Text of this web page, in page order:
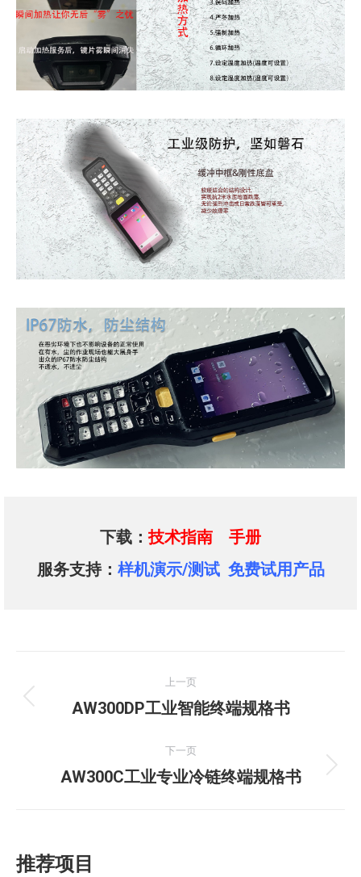
下载： 技术指南
手册
服务支持： 样机演示/测试 免费试用产品
章
上一页
上
文
章：
AW300DP工业智能终端规格书
下一页
下
AW300C工业专业冷链终端规格书
推荐项目